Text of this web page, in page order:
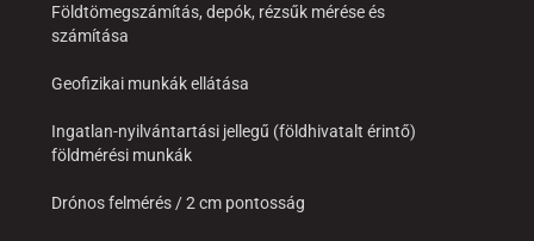
Földtömegszámítás, depók, rézsűk mérése és
számítása
Geofizikai munkák ellátása
Ingatlan-nyilvántartási jellegű (földhivatalt érintő)
földmérési munkák
Drónos felmérés / 2 cm pontosság